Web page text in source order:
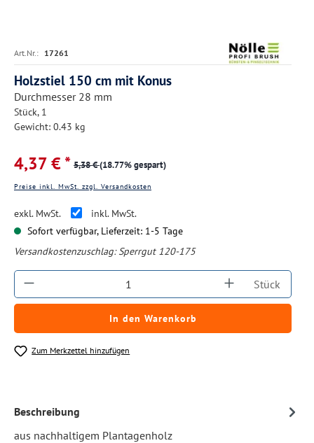
Art.Nr.: 17261
Holzstiel 150 cm mit Konus
Durchmesser 28 mm
Stück, 1
Gewicht: 0.43 kg
4,37 € * 5,38 €(18.77% gespart)
Preise inkl. MwSt. zzgl. Versandkosten
exkl. MwSt.
inkl. MwSt.
Sofort verfügbar, Lieferzeit: 1-5 Tage
Versandkostenzuschlag:Sperrgut 120-175
Produkt Anzahl: Gib den gewünschten
Stück
In den Warenkorb
Zum Merkzettel hinzufügen
Beschreibung
aus nachhaltigem Plantagenholz